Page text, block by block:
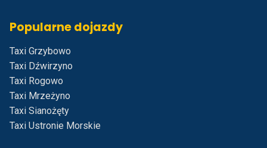
Popularne dojazdy
Taxi Grzybowo
Taxi Dźwirzyno
Taxi Rogowo
Taxi Mrzeżyno
Taxi Sianożęty
Taxi Ustronie Morskie